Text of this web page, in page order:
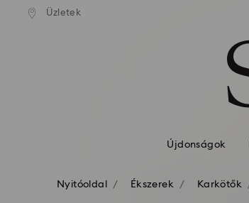
Hozzáférési-kulcs lista
Üzletek
kiszállítás 39 960 Ft
felett
Újdonságok
Nyitóoldal Ékszerek Karkötők